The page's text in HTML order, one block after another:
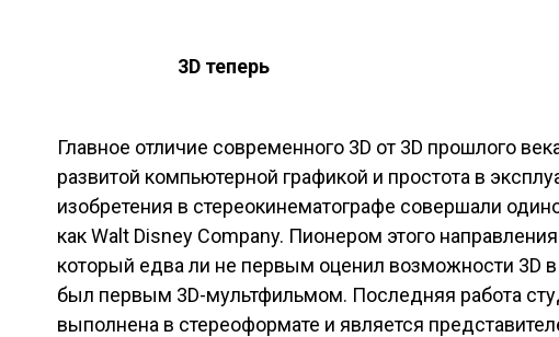
3D теперь
Главное отличие современного 3D от 3D прошлого
развитой компьютерной графикой и простота в
изобретения в стереокинематографе совершали
как Walt Disney Company. Пионером этого
который едва ли не первым оценил возможности 3D
был первым 3D-мультфильмом. Последняя работа
выполнена в стереоформате и является